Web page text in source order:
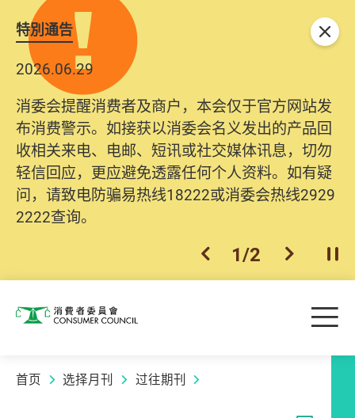
特別通告
2026.06.29
消委会提醒消费者及商户，本会仅于官方网站发
布消费警示。如接获以消委会名义发出的产品回
收相关来电、电邮、短讯或社交媒体讯息，切勿
轻信回应，更应避免透露任何个人资料。如有疑
问，请致电防骗易热线18222或消委会热线2929
2222查询。
上一个
1/2 下一个开
关闭
消费者委员会 目
首页 选择月刊 过往期刊